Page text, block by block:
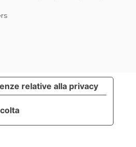
relative alla privacy